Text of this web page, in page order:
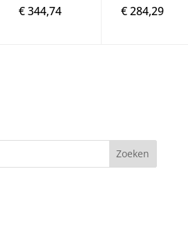
€ 344,74 € 284,29
Zoeken